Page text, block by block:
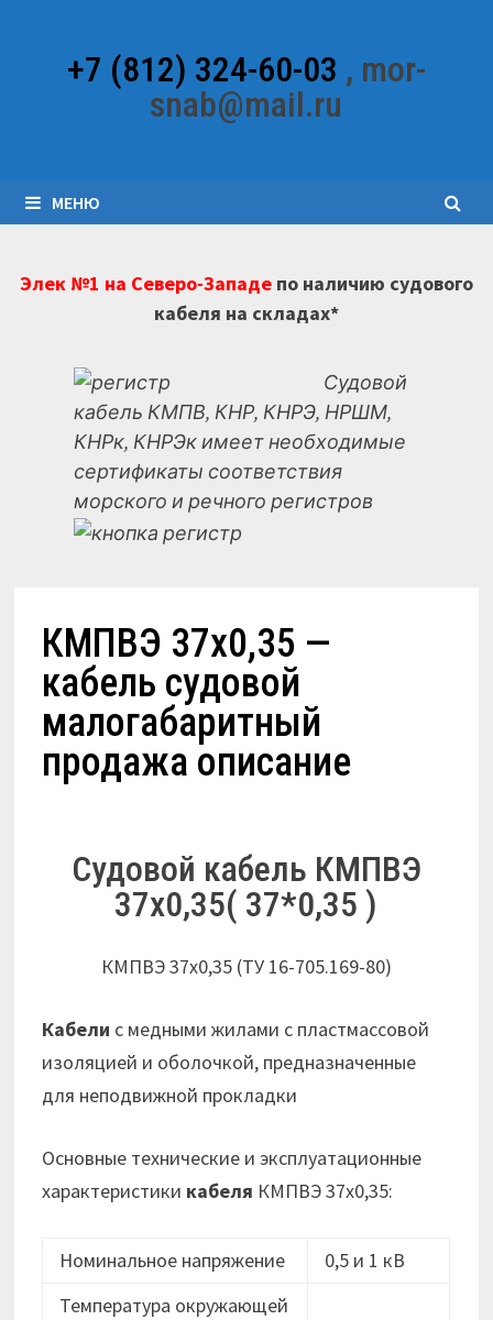
содержимому+7 (812) 324-60-03 , mor-
snab@mail.ru
МЕНЮ
Элек №1 на Северо-Западепо наличию судового
кабеля на складах*
Судовой
кабель КМПВ, КНР, КНРЭ, НРШМ,
КНРк, КНРЭк имеет необходимые
сертификаты соответствия
морского и речного регистров
КМПВЭ 37х0,35 —
кабель судовой
малогабаритный
продажа описание
Судовой кабель КМПВЭ
37х0,35( 37*0,35 )
КМПВЭ 37х0,35 (ТУ 16-705.169-80)
Кабели с медными жилами с пластмассовой
изоляцией и оболочкой, предназначенные
для неподвижной прокладки
Основные технические и эксплуатационные
характеристики кабеля КМПВЭ 37х0,35:
Номинальное напряжение
0,5 и 1 кВ
Температура окружающей